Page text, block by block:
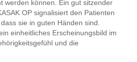
werden können. Ein gut sitzender
OP signalisiert den Patienten
sie in guten Händen sind.
einheitliches Erscheinungsbild im
und die